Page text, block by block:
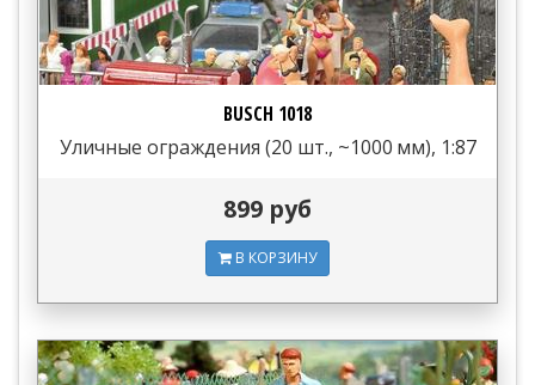
BUSCH 1018
Уличные ограждения (20 шт., ~1000 мм), 1:87
899 руб
В КОРЗИНУ